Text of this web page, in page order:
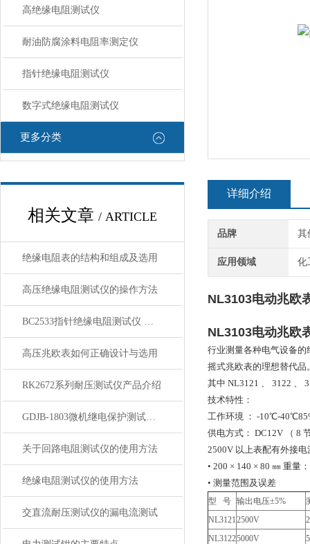
高绝缘电阻测试仪
耐油防腐涂料电阻率测定仪
指针绝缘电阻测试仪
数字式绝缘电阻测试仪
更多分类
相关文章 / ARTICLE
绝缘电阻表的结构和组成及选用
高压绝缘电阻测试仪的操作方法
BC2533指针绝缘电阻测试仪 特性 技术使用方法
高压兆欧表如何正确设计与选用
RK2672系列耐压测试仪产品介绍
GDJB-1803微机继电保护测试仪的主要特点
关于回路电阻测试仪的使用方法
绝缘电阻测试仪的使用方法
交直流耐压测试仪的漏电流测试
详细介绍
品牌 其
应用领域 化
NL3103电动兆欧
NL3103电动兆欧
行业测量各种电气设备
摇式兆欧表的理想替代品
其中 NL3121 、 3122 、
技术特性：
工作环境 ： -10℃-
供电方式： DC12V （ 8
2500V 以上表配有外接
• 200 × 140 × 80 ㎜ 重量
• 测量范围及误差
型 号 输出电压±5%
NL31212500V
NL31225000V